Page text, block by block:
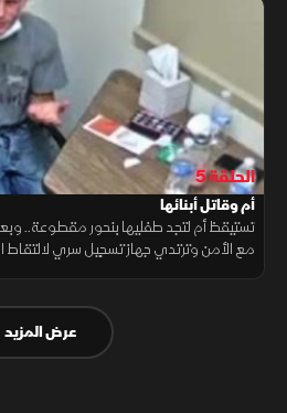
الحلقة 5
أم وقاتل أبنائها
تستيقظ أم لتجد طفليها بنحور مقطوعة..
مع الأمن وترتدي جهاز تسجيل سري لالتقاط
عرض المزيد